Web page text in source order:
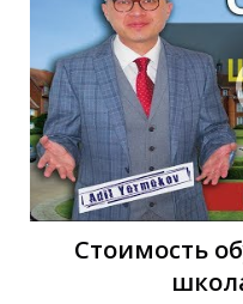
Стоимость